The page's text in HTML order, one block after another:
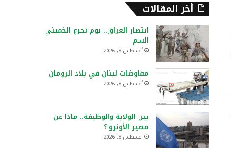
أخر المقالات
انتصار العراق.. يوم تجرع الخميني
السم
أغسطس 8, 2026
مفاوضات لبنان في بلاد الرومان
أغسطس 8, 2026
بين الولاية والوظيفة.. ماذا عن
مصير الأونروا؟
أغسطس 8, 2026